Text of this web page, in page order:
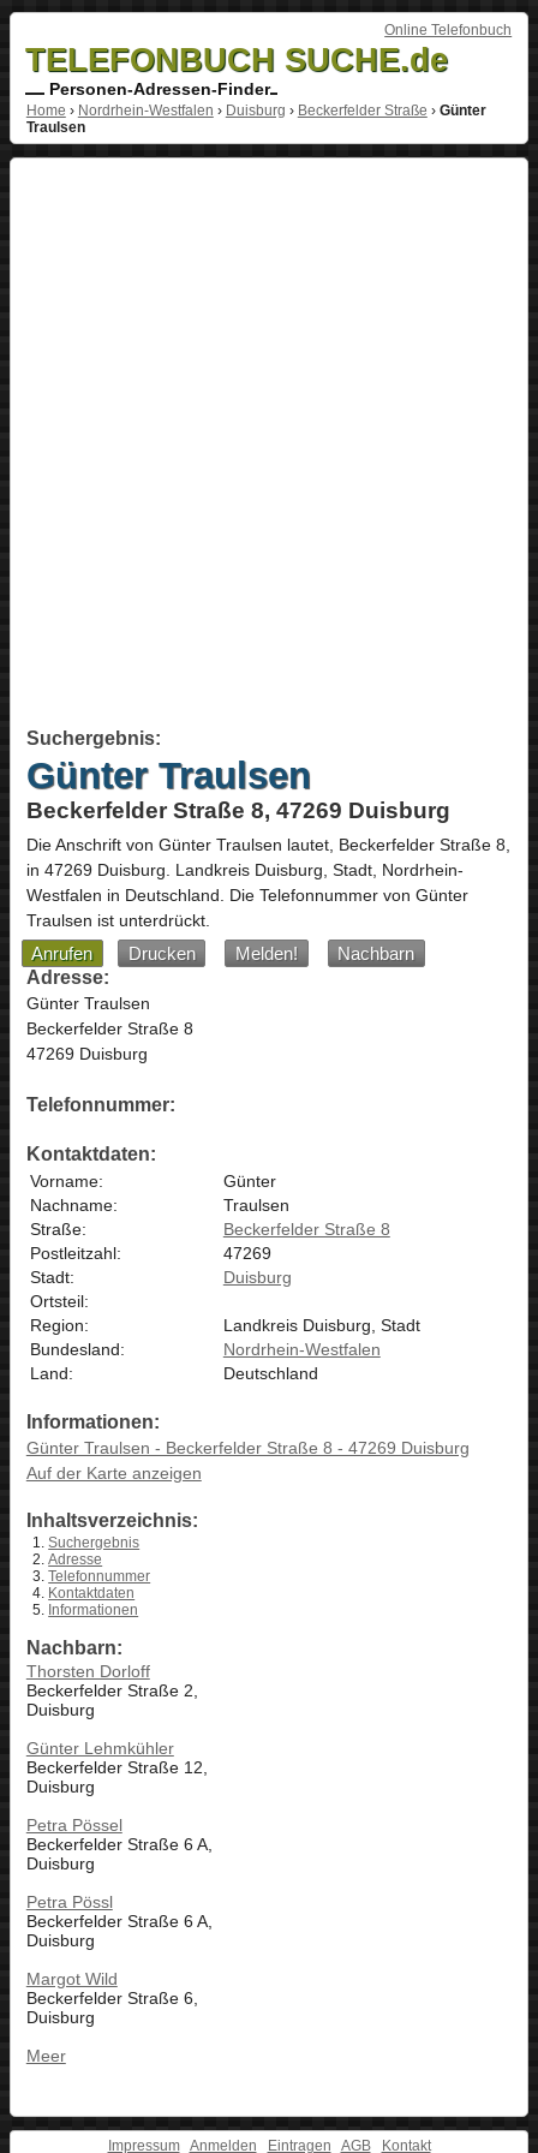
Online Telefonbuch
TELEFONBUCH SUCHE.de
Personen-Adressen-Finder
Home › Nordrhein-Westfalen › Duisburg › Beckerfelder Straße › Günter
Traulsen
Suchergebnis:
Günter Traulsen
Beckerfelder Straße 8, 47269 Duisburg
Die Anschrift von Günter Traulsen lautet, Beckerfelder Straße 8,
in 47269 Duisburg. Landkreis Duisburg, Stadt, Nordrhein-
Westfalen in Deutschland. Die Telefonnummer von Günter
Traulsen ist unterdrückt.
Anrufen Drucken Melden!
Nachbarn
Adresse:
Günter Traulsen
Beckerfelder Straße 8
47269 Duisburg
Telefonnummer:
Kontaktdaten:
Vorname:
Günter
Nachname:
Traulsen
Straße:
Beckerfelder Straße 8
Postleitzahl:
47269
Stadt:
Duisburg
Ortsteil:
Region:
Landkreis Duisburg, Stadt
Bundesland:
Nordrhein-Westfalen
Land:
Deutschland
Informationen:
Günter Traulsen - Beckerfelder Straße 8 - 47269 Duisburg
Auf der Karte anzeigen
Inhaltsverzeichnis:
Suchergebnis
Adresse
Telefonnummer
Kontaktdaten
Informationen
Nachbarn:
Thorsten Dorloff
Beckerfelder Straße 2,
Duisburg
Günter Lehmkühler
Beckerfelder Straße 12,
Duisburg
Petra Pössel
Beckerfelder Straße 6 A,
Duisburg
Petra Pössl
Beckerfelder Straße 6 A,
Duisburg
Margot Wild
Beckerfelder Straße 6,
Duisburg
Meer
Impressum Anmelden Eintragen AGB Kontakt